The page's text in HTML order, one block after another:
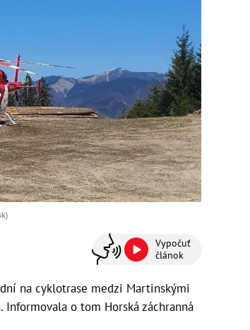
Vypočuť
článok
na cyklotrase medzi Martinskými
o tom Horská záchranná